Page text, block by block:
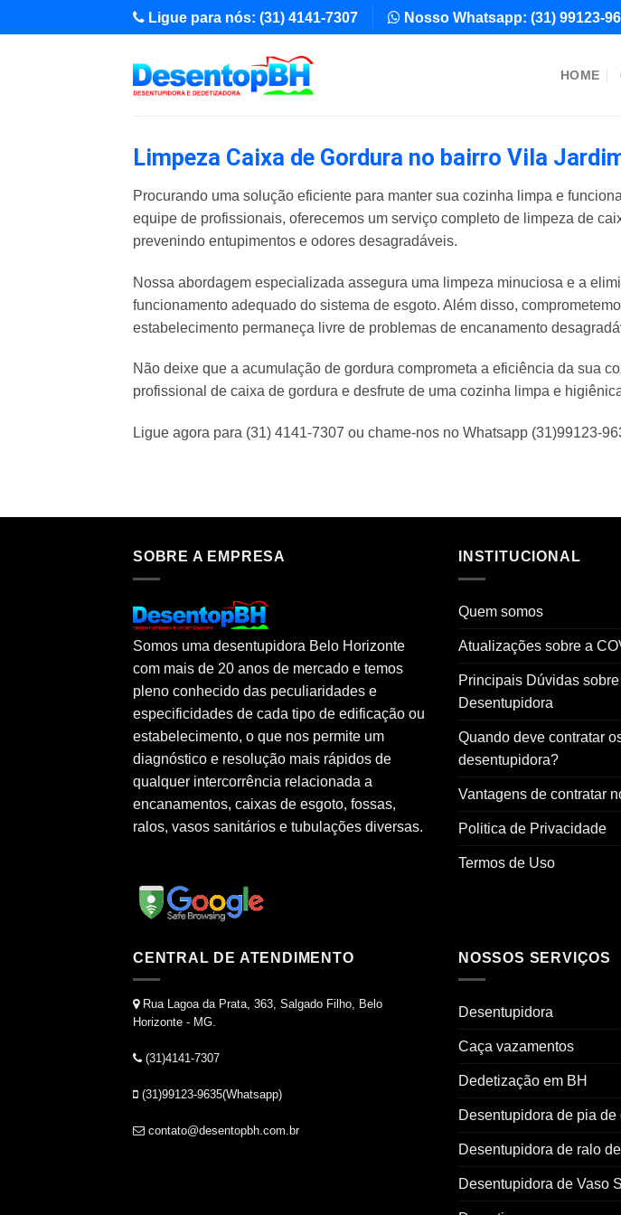
to
Ligue para nós: (31) 4141-7307 Nosso Whatsapp: (31) 99123-
HOME
Limpeza Caixa de Gordura no bairro Vila
Procurando uma solução eficiente para manter sua cozinha limpa e
equipe de profissionais, oferecemos um serviço completo de limpeza de
prevenindo entupimentos e odores desagradáveis.
Nossa abordagem especializada assegura uma limpeza minuciosa e a
funcionamento adequado do sistema de esgoto. Além disso,
estabelecimento permaneça livre de problemas de encanamento
Não deixe que a acumulação de gordura comprometa a eficiência da sua
profissional de caixa de gordura e desfrute de uma cozinha limpa e
Ligue agora para (31) 4141-7307 ou chame-nos no Whatsapp (31)99123-
SOBRE A EMPRESA
Somos uma desentupidora Belo Horizonte
com mais de 20 anos de mercado e temos
pleno conhecido das peculiaridades e
especificidades de cada tipo de edificação ou
estabelecimento, o que nos permite um
diagnóstico e resolução mais rápidos de
qualquer intercorrência relacionada a
encanamentos, caixas de esgoto, fossas,
ralos, vasos sanitários e tubulações diversas.
INSTITUCIONAL
Quem somos
Atualizações sobre a
Principais Dúvidas
Desentupidora
Quando deve contratar
desentupidora?
Vantagens de contratar
Politica de Privacidade
Termos de Uso
CENTRAL DE ATENDIMENTO
Rua Lagoa da Prata, 363, Salgado Filho, Belo
Horizonte - MG.
(31)4141-7307
(31)99123-9635(Whatsapp)
contato@desentopbh.com.br
NOSSOS SERVIÇOS
Desentupidora
Caça vazamentos
Dedetização em BH
Desentupidora de pia de
Desentupidora de ralo
Desentupidora de Vaso